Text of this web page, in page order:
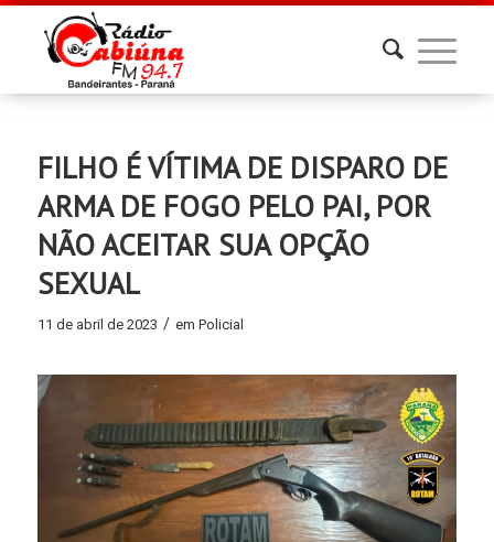
FILHO É VÍTIMA DE DISPARO DE
ARMA DE FOGO PELO PAI, POR
NÃO ACEITAR SUA OPÇÃO
SEXUAL
11 de abril de 2023 / em Policial